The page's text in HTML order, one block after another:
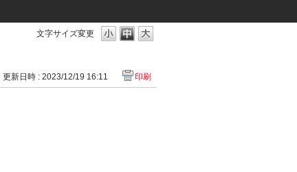
文字サイズ変更
更新日時 : 2023/12/19 16:11 印刷